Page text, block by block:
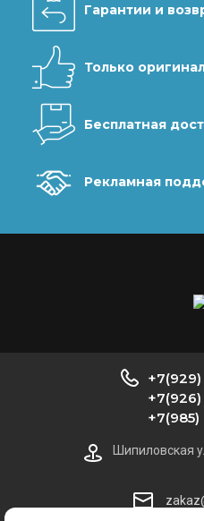
Гарантии и
Только
Бесплатная
Рекламная
+7(985)
Шипиловская